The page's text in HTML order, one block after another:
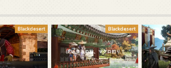
Blackdesert Blackdesert